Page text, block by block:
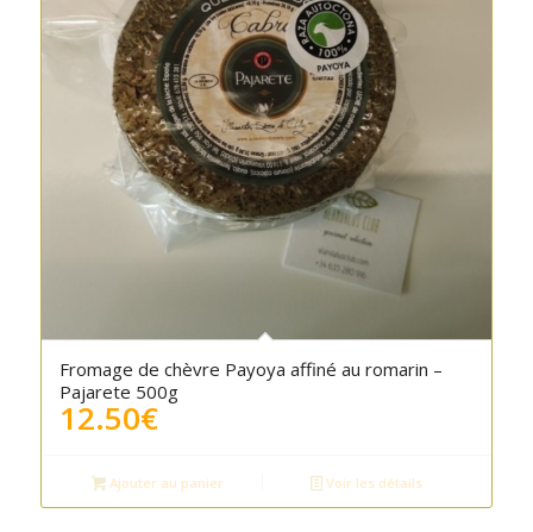
Fromage de chèvre Payoya affiné au romarin –
Pajarete 500g
12.50€
Ajouter au panier Voir les détails